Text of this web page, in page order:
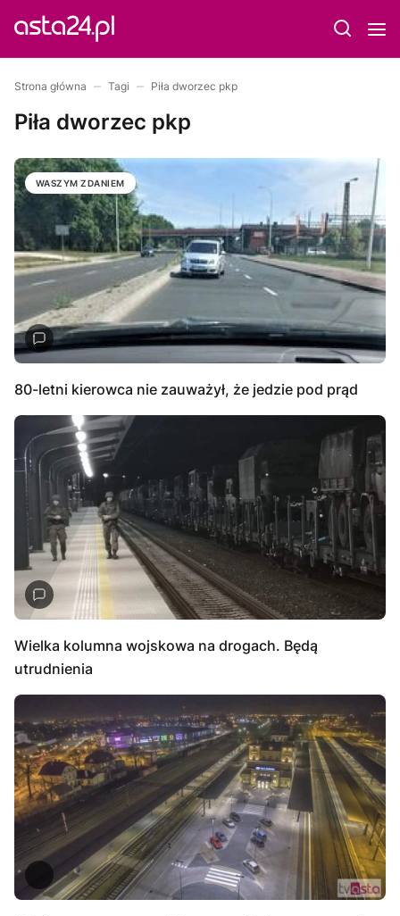
Strona główna Tagi Piła dworzec pkp
Piła dworzec pkp
WASZYM ZDANIEM
80-letni kierowca nie zauważył, że jedzie pod prąd
Wielka kolumna wojskowa na drogach. Będą
utrudnienia